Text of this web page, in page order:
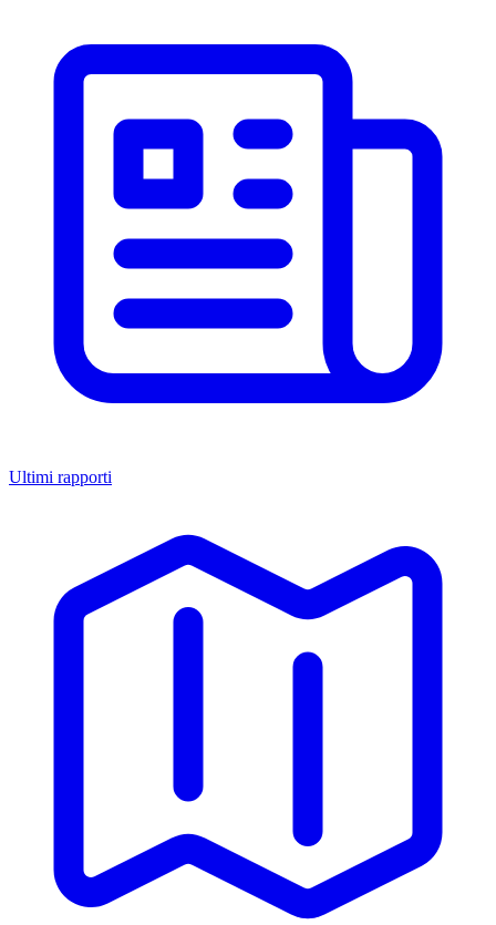
Ultimi rapporti